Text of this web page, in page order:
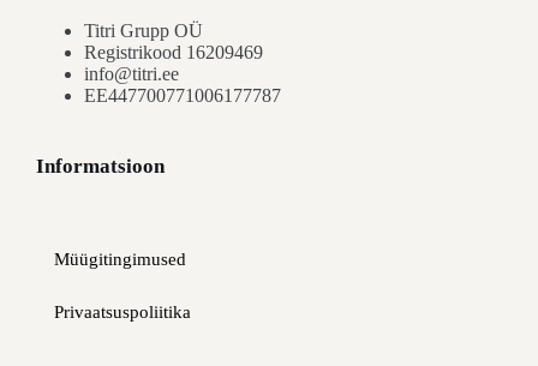
Titri Grupp OÜ
Registrikood 16209469
info@titri.ee
EE447700771006177787
Informatsioon
Müügitingimused
Privaatsuspoliitika